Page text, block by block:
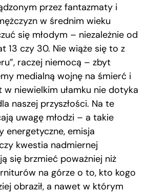
przez fantazmaty i
w średnim wieku
się młodym – niezależnie od
13 czy 30. Nie wiąże się to z
raczej niemocą – zbyt
medialną wojnę na śmierć i
niewielkim ułamku nie dotyka
naszej przyszłości. Na te
uwagę młodzi – a takie
energetyczne, emisja
kwestia nadmiernej
się brzmieć poważniej niż
na górze o to, kto kogo
obraził, a nawet w którym